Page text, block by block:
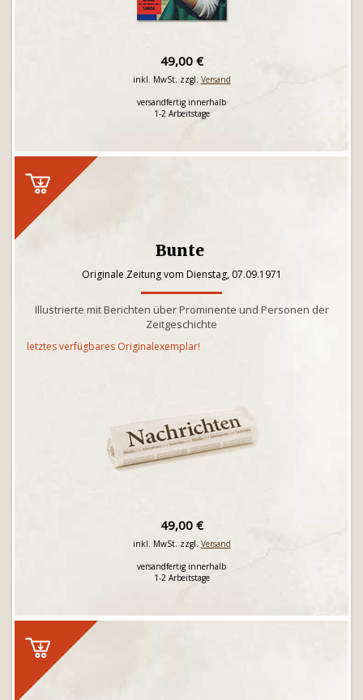
49,00 €
inkl. MwSt. zzgl. Versand
versandfertig innerhalb
1-2 Arbeitstage
Bunte
Originale Zeitung vom Dienstag, 07.09.1971
Illustrierte mit Berichten über Prominente und Personen der
Zeitgeschichte
letztes verfügbares Originalexemplar!
49,00 €
inkl. MwSt. zzgl. Versand
versandfertig innerhalb
1-2 Arbeitstage